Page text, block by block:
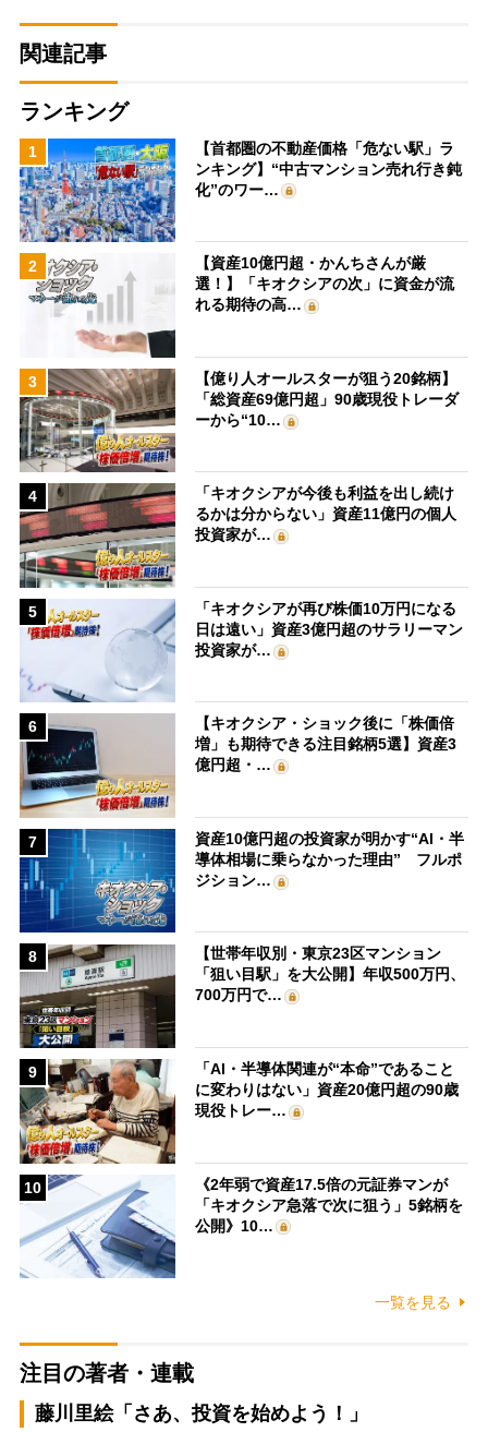
関連記事
ランキング
1
【首都圏の不動産価格「危ない駅」ラ
ンキング】“中古マンション売れ行き鈍
化”のワー…
2
【資産10億円超・かんちさんが厳
選！】「キオクシアの次」に資金が流
れる期待の高…
3
【億り人オールスターが狙う20銘柄】
「総資産69億円超」90歳現役トレーダ
ーから“10…
4
「キオクシアが今後も利益を出し続け
るかは分からない」資産11億円の個人
投資家が…
5
「キオクシアが再び株価10万円になる
日は遠い」資産3億円超のサラリーマン
投資家が…
6
【キオクシア・ショック後に「株価倍
増」も期待できる注目銘柄5選】資産3
億円超・…
7
資産10億円超の投資家が明かす“AI・半
導体相場に乗らなかった理由” フルポ
ジション…
8
【世帯年収別・東京23区マンション
「狙い目駅」を大公開】年収500万円、
700万円で…
9
「AI・半導体関連が“本命”であること
に変わりはない」資産20億円超の90歳
現役トレー…
10
《2年弱で資産17.5倍の元証券マンが
「キオクシア急落で次に狙う」5銘柄を
公開》10…
一覧を見る
注目の著者・連載
藤川里絵「さあ、投資を始めよう！」